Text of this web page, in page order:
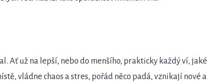
Ať už na lepší, nebo do menšího, prakticky každý ví, jaké
vládne chaos a stres, pořád něco padá, vznikají nové a